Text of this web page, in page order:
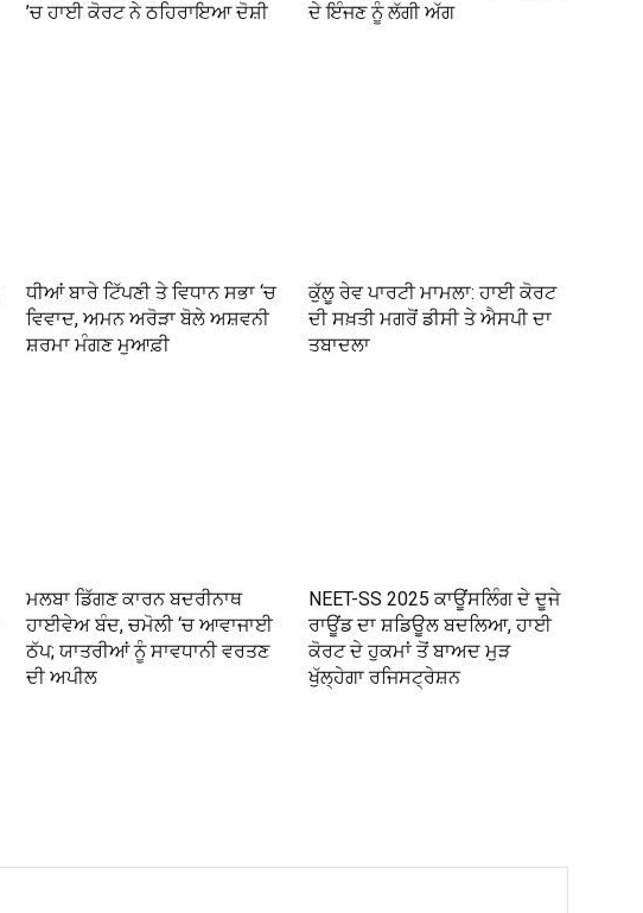
’ਚ ਹਾਈ ਕੋਰਟ ਨੇ ਠਹਿਰਾਇਆ ਦੋਸ਼ੀ
ਦੇ ਇੰਜਣ ਨੂੰ ਲੱਗੀ ਅੱਗ
ਧੀਆਂ ਬਾਰੇ ਟਿੱਪਣੀ ਤੇ ਵਿਧਾਨ ਸਭਾ ‘ਚ
ਵਿਵਾਦ, ਅਮਨ ਅਰੋੜਾ ਬੋਲੇ ਅਸ਼ਵਨੀ
ਸ਼ਰਮਾ ਮੰਗਣ ਮੁਆਫ਼ੀ
ਕੁੱਲੂ ਰੇਵ ਪਾਰਟੀ ਮਾਮਲਾ: ਹਾਈ ਕੋਰਟ
ਦੀ ਸਖ਼ਤੀ ਮਗਰੋਂ ਡੀਸੀ ਤੇ ਐਸਪੀ ਦਾ
ਤਬਾਦਲਾ
ਮਲਬਾ ਡਿੱਗਣ ਕਾਰਨ ਬਦਰੀਨਾਥ
ਹਾਈਵੇਅ ਬੰਦ, ਚਮੋਲੀ ‘ਚ ਆਵਾਜਾਈ
ਠੱਪ; ਯਾਤਰੀਆਂ ਨੂੰ ਸਾਵਧਾਨੀ ਵਰਤਣ
ਦੀ ਅਪੀਲ
NEET-SS 2025 ਕਾਊਂਸਲਿੰਗ ਦੇ ਦੂਜੇ
ਰਾਊਂਡ ਦਾ ਸ਼ਡਿਊਲ ਬਦਲਿਆ, ਹਾਈ
ਕੋਰਟ ਦੇ ਹੁਕਮਾਂ ਤੋਂ ਬਾਅਦ ਮੁੜ
ਖੁੱਲ੍ਹੇਗਾ ਰਜਿਸਟ੍ਰੇਸ਼ਨ